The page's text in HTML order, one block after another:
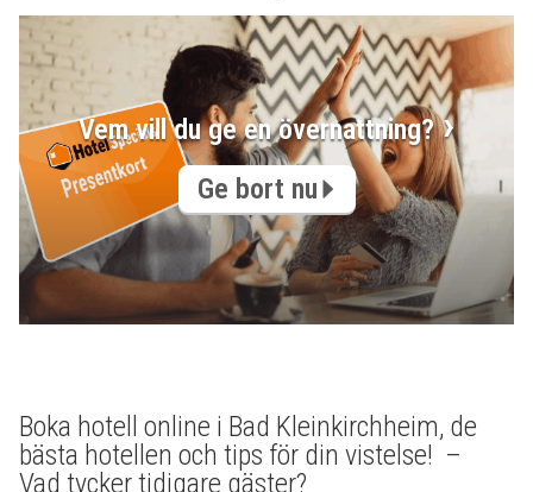
Vem vill du ge en övernattning?
Ge bort nu
Boka hotell online i Bad Kleinkirchheim, de
bästa hotellen och tips för din vistelse! –
Vad tycker tidigare gäster?